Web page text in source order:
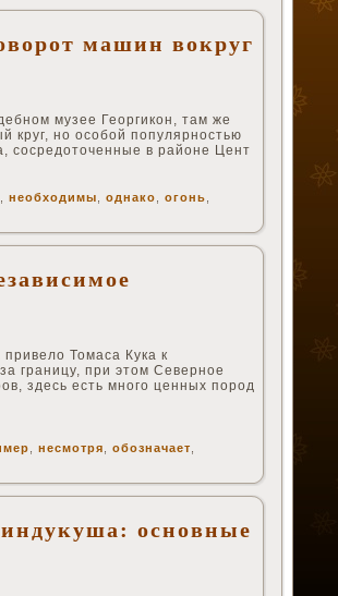
машин вокруг
музее Георгикон, там же
круг, но особой популярностью
сосредоточенные в районе Цент
необходимы однако огонь
Томаса Кука к
границу, при этом Северное
здесь есть много ценных пород
несмотря обозначает
основные